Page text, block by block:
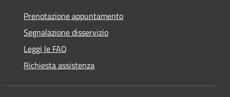
Prenotazione appuntamento
Segnalazione disservizio
Leggi le FAQ
Richiesta assistenza